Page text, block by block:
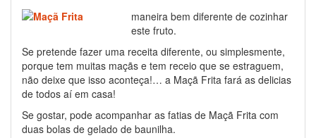
maneira bem diferente de cozinhar
este fruto.
Se pretende fazer uma receita diferente, ou simplesmente,
porque tem muitas maçãs e tem receio que se estraguem,
não deixe que isso aconteça!… a Maçã Frita fará as delicias
de todos aí em casa!
Se gostar, pode acompanhar as fatias de Maçã Frita com
duas bolas de gelado de baunilha.